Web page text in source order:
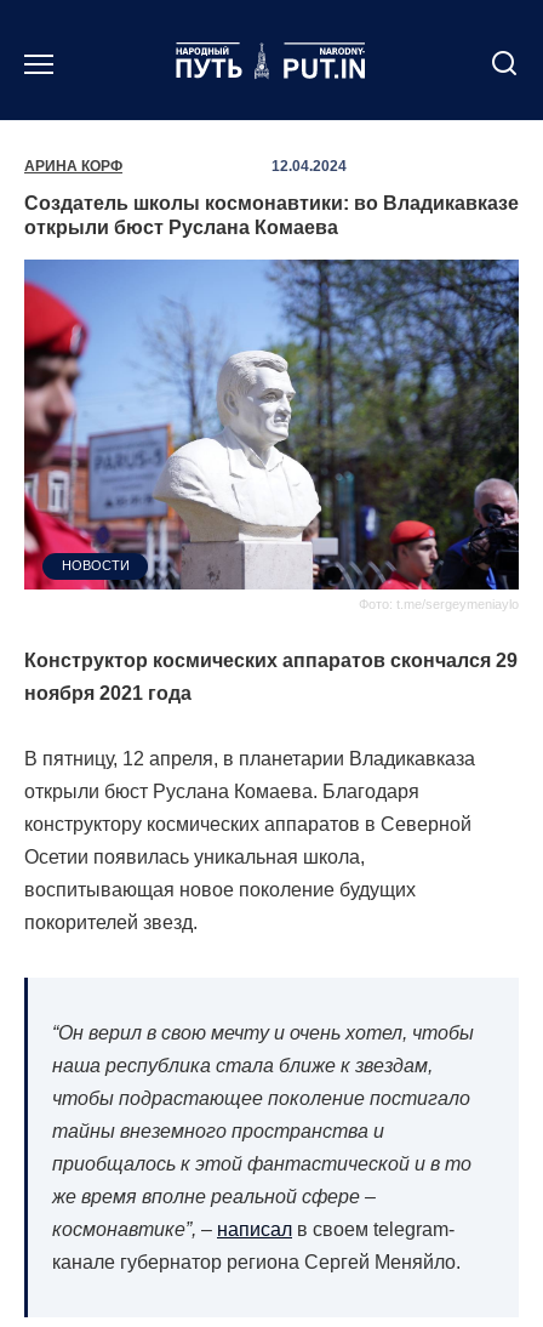
содержанию
АРИНА КОРФ 12.04.2024
Создатель школы космонавтики: во Владикавказе
открыли бюст Руслана Комаева
Фото: t.me/sergeymeniaylo
НОВОСТИ
Конструктор космических аппаратов скончался 29
ноября 2021 года
В пятницу, 12 апреля, в планетарии Владикавказа
открыли бюст Руслана Комаева. Благодаря
конструктору космических аппаратов в Северной
Осетии появилась уникальная школа,
воспитывающая новое поколение будущих
покорителей звезд.
“Он верил в свою мечту и очень хотел, чтобы
наша республика стала ближе к звездам,
чтобы подрастающее поколение постигало
тайны внеземного пространства и
приобщалось к этой фантастической и в то
же время вполне реальной сфере –
космонавтике”, – написал в своем telegram-
канале губернатор региона Сергей Меняйло.